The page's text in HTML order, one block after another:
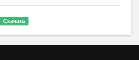
Скачать